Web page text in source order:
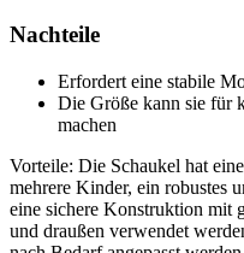
Nachteile
Erfordert eine stabile
Die Größe kann sie für
machen
Vorteile: Die Schaukel hat
mehrere Kinder, ein robustes
eine sichere Konstruktion mit
und draußen verwendet